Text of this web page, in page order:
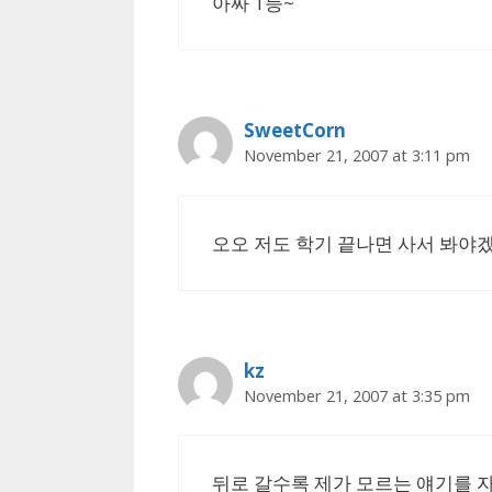
SweetCorn
November 21, 2007 at 3:11 pm
오오 저도 학기 끝나면 사서 봐야
kz
November 21, 2007 at 3:35 pm
뒤로 갈수록 제가 모르는 얘기를